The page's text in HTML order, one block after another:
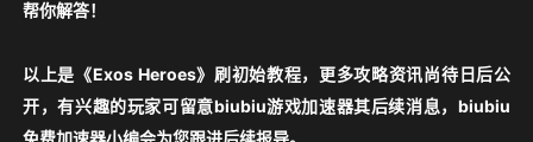
帮你解答！
以上是《Exos Heroes》刷初始教程，更多攻略资讯尚待日后公
开，有兴趣的玩家可留意biubiu游戏加速器其后续消息，biubiu
免费加速器小编会为您跟进后续报导。